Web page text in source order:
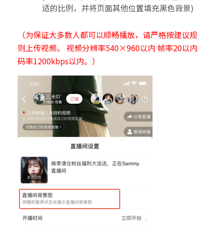
适的比例，并将页面其他位置填充黑色背景)
（为保证大多数人都可以顺畅播放，请严格按建议规
则上传视频。 视频分辨率540×960以内 帧率20以内
码率1200kbps以内。）